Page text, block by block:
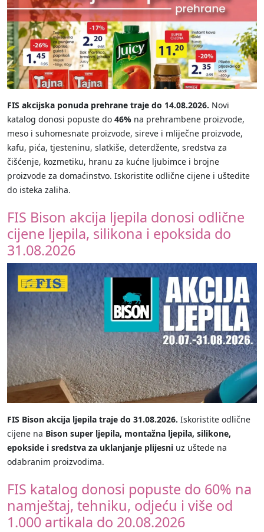
FIS akcijska ponuda prehrane traje do 14.08.2026. Novi
katalog donosi popuste do 46% na prehrambene proizvode,
meso i suhomesnate proizvode, sireve i mliječne proizvode,
kafu, pića, tjesteninu, slatkiše, deterdžente, sredstva za
čišćenje, kozmetiku, hranu za kućne ljubimce i brojne
proizvode za domaćinstvo. Iskoristite odlične cijene i uštedite
do isteka zaliha.
FIS Bison akcija ljepila donosi odlične
cijene ljepila, silikona i epoksida do
31.08.2026
FIS Bison akcija ljepila traje do 31.08.2026. Iskoristite odlične
cijene na Bison super ljepila, montažna ljepila, silikone,
epokside i sredstva za uklanjanje plijesni uz uštede na
odabranim proizvodima.
FIS katalog donosi popuste do 60% na
namještaj, tehniku, odjeću i više od
1.000 artikala do 20.08.2026